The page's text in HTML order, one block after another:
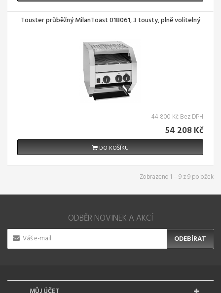
Touster průběžný MilanToast 018061, 3 tousty, plně volitelný
44 800 Kč Bez DPH
54 208 Kč
DO KOŠÍKU
Zobrazeno 1 – 9 z 9 položek
ODBĚR NOVINEK A AKCÍ
ODEBÍRAT